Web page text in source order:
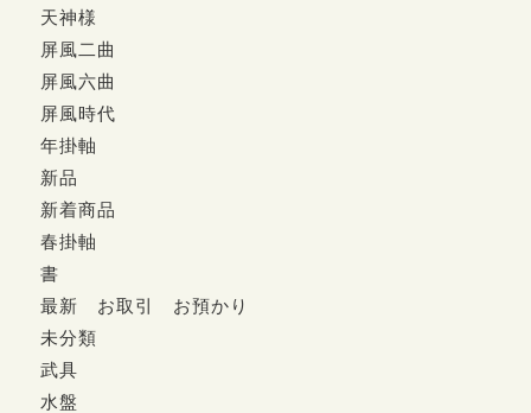
天神様
屏風二曲
屏風六曲
屏風時代
年掛軸
新品
新着商品
春掛軸
書
最新 お取引 お預かり
未分類
武具
水盤